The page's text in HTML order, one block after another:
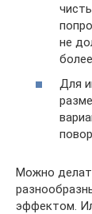
не
Для
Можно
эффектом.